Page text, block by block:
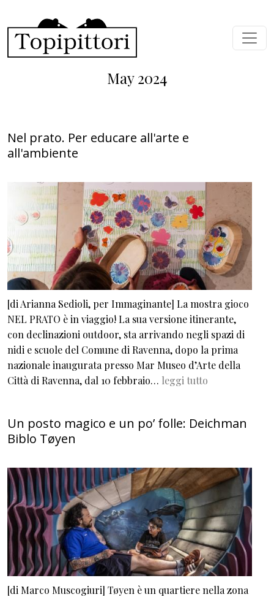
May 2024
Nel prato. Per educare all'arte e
all'ambiente
[di Arianna Sedioli, per Immaginante] La mostra gioco
NEL PRATO è in viaggio! La sua versione itinerante,
con declinazioni outdoor, sta arrivando negli spazi di
nidi e scuole del Comune di Ravenna, dopo la prima
nazionale inaugurata presso Mar Museo d’Arte della
Città di Ravenna, dal 10 febbraio… leggi tutto
Un posto magico e un po’ folle: Deichman
Biblo Tøyen
[di Marco Muscogiuri] Tøyen è un quartiere nella zona